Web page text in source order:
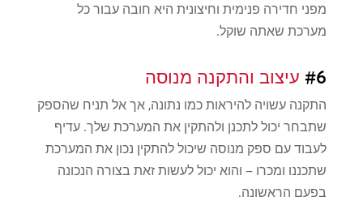
מפני חדירה פנימית וחיצונית היא חובה עבור כל
מערכת שאתה שוקל.
#6עיצוב והתקנה מנוסה
התקנה עשויה להיראות כמו נתונה, אך אל תניח שהספק
שתבחר יכול לתכנן ולהתקין את המערכת שלך. עדיף
לעבוד עם ספק מנוסה שיכול להתקין נכון את המערכת
שתכננו ומכרו – והוא יכול לעשות זאת בצורה הנכונה
בפעם הראשונה.